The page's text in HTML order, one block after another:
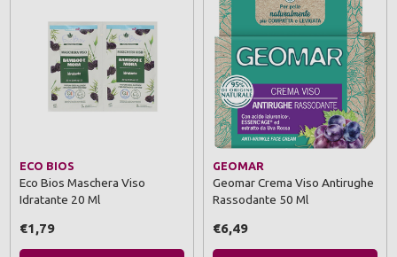
ECO BIOS
Eco Bios Maschera Viso
Idratante 20 Ml
€1,79
GEOMAR
Geomar Crema Viso Antirughe
Rassodante 50 Ml
€6,49